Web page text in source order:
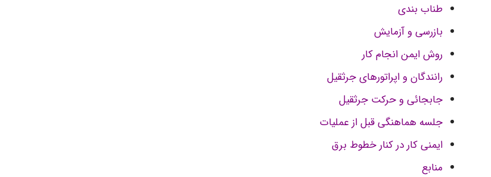
طناب بندی
بازرسی و آزمایش
روش ایمن انجام کار
رانندگان و اپراتورهای جرثقیل
جابجائی و حرکت جرثقیل
جلسه هماهنگی قبل از عملیات
ایمنی کار در کنار خطوط برق
منابع